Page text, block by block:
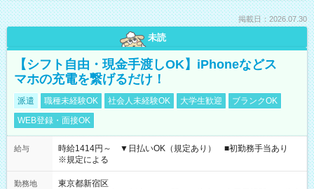
掲載日：2026.07.30
未読
【シフト自由・現金手渡しOK】iPhoneなどス
マホの充電を繋げるだけ！
派遣 職種未経験OK 社会人未経験OK 大学生歓迎
ブランクOK
WEB登録・面接OK
給与
時給1414円～ ▼日払いOK（規定あり） ■初勤務手当あり
※規定による
勤務地
東京都新宿区